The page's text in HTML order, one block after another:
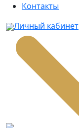
Контакты
Личный кабинет